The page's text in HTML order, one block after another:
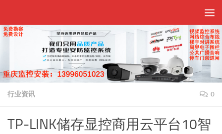
行业资讯 0
TP-LINK储存显控商用云平台10智